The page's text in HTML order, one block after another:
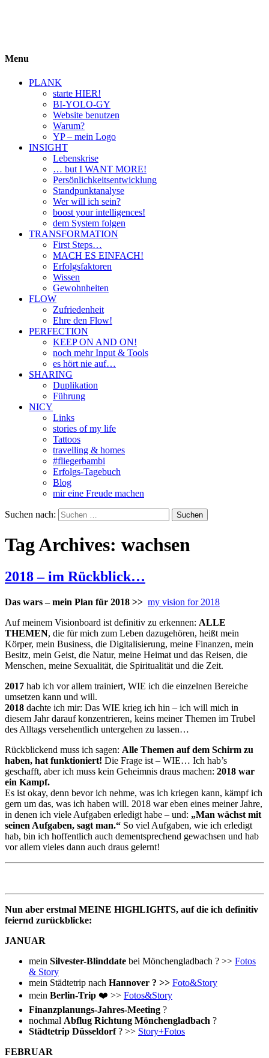
Menu
PLANK
starte HIER!
BI-YOLO-GY
Website benutzen
Warum?
YP – mein Logo
INSIGHT
Lebenskrise
… but I WANT MORE!
Persönlichkeitsentwicklung
Standpunktanalyse
Wer will ich sein?
boost your intelligences!
dem System folgen
TRANSFORMATION
First Steps…
MACH ES EINFACH!
Erfolgsfaktoren
Wissen
Gewohnheiten
FLOW
Zufriedenheit
Ehre den Flow!
PERFECTION
KEEP ON AND ON!
noch mehr Input & Tools
es hört nie auf…
SHARING
Duplikation
Führung
NICY
Links
stories of my life
Tattoos
travelling & homes
#fliegerbambi
Erfolgs-Tagebuch
Blog
mir eine Freude machen
Suchen nach:
Tag Archives: wachsen
2018 – im Rückblick…
Das wars – mein Plan für 2018 >> my vision for 2018
Auf meinem Visionboard ist definitiv zu erkennen: ALLE
THEMEN, die für mich zum Leben dazugehören, heißt mein
Körper, mein Business, die Digitalisierung, meine Finanzen, mein
Besitz, mein Geist, die Natur, meine Heimat und das Reisen, die
Menschen, meine Sexualität, die Spiritualität und die Zeit.
2017 hab ich vor allem trainiert, WIE ich die einzelnen Bereiche
umsetzen kann und will.
2018 dachte ich mir: Das WIE krieg ich hin – ich will mich in
diesem Jahr darauf konzentrieren, keins meiner Themen im Trubel
des Alltags versehentlich untergehen zu lassen…
Rückblickend muss ich sagen: Alle Themen auf dem Schirm zu
haben, hat funktioniert! Die Frage ist – WIE… Ich hab’s
geschafft, aber ich muss kein Geheimnis draus machen: 2018 war
ein Kampf.
Es ist okay, denn bevor ich nehme, was ich kriegen kann, kämpf ich
gern um das, was ich haben will. 2018 war eben eines meiner Jahre,
in denen ich viele Aufgaben erledigt habe – und: „Man wächst mit
seinen Aufgaben, sagt man.“ So viel Aufgaben, wie ich erledigt
hab, bin ich hoffentlich auch dementsprechend gewachsen und hab
vor allem vieles dann auch draus gelernt!
Nun aber erstmal MEINE HIGHLIGHTS, auf die ich definitiv
feiernd zurückblicke:
JANUAR
mein Silvester-Blinddate bei Mönchengladbach ? >> Fotos
& Story
mein Städtetrip nach Hannover ? >> Foto&Story
mein Berlin-Trip ❤️ >> Fotos&Story
Finanzplanungs-Jahres-Meeting ?
nochmal Abflug Richtung Mönchengladbach ?
Städtetrip Düsseldorf? >> Story+Fotos
FEBRUAR